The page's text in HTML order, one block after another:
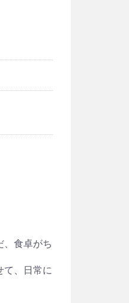
、食卓がち
て、日常に